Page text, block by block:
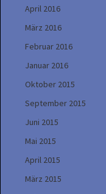
April 2016
März 2016
Februar 2016
Januar 2016
Oktober 2015
September 2015
Juni 2015
Mai 2015
April 2015
März 2015